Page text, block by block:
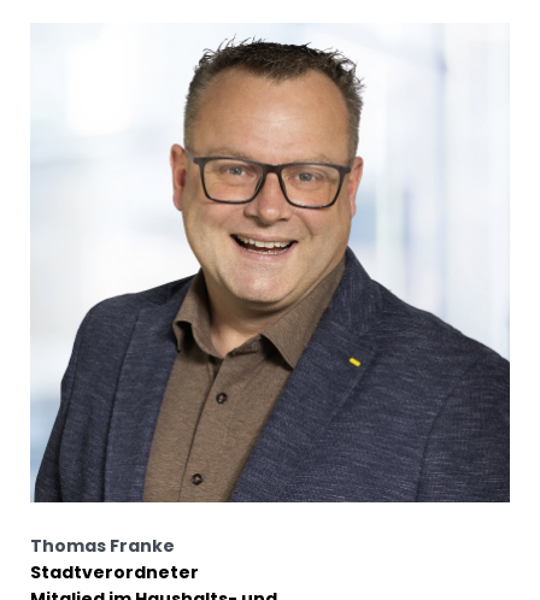
Thomas Franke
Stadtverordneter